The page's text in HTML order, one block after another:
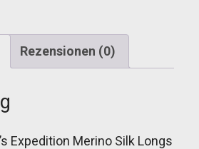
Rezensionen (0)
Expedition Merino Silk Longs